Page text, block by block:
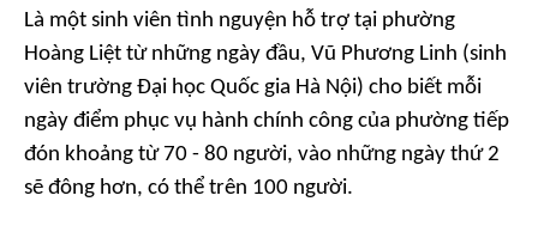
Là một sinh viên tình nguyện hỗ trợ tại phường
Hoàng Liệt từ những ngày đầu, Vũ Phương Linh (sinh
viên trường Đại học Quốc gia Hà Nội) cho biết mỗi
ngày điểm phục vụ hành chính công của phường tiếp
đón khoảng từ 70 - 80 người, vào những ngày thứ 2
sẽ đông hơn, có thể trên 100 người.